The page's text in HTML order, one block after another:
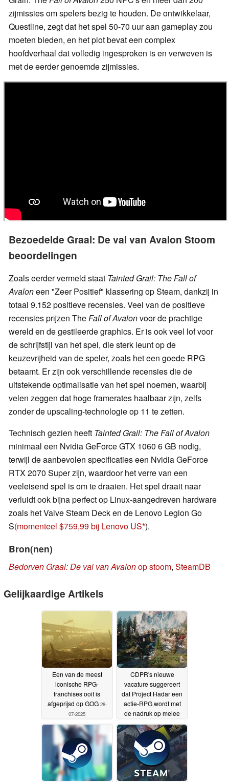
zijmissies om spelers bezig te houden. De ontwikkelaar,
Questline, zegt dat het spel 50-70 uur aan gameplay zou
moeten bieden, en het plot bevat een complex
hoofdverhaal dat volledig ingesproken is en verweven is
met de eerder genoemde zijmissies.
Bezoedelde Graal: De val van Avalon Stoom
beoordelingen
Zoals eerder vermeld staat Tainted Grail: TheFall of
Avaloneen "Zeer Positief" klassering op Steam, dankzij in
totaal 9.152 positieve recensies. Veel van de positieve
recensies prijzen TheFall of Avalonvoor de prachtige
wereld en de gestileerde graphics. Er is ook veel lof voor
de schrijfstijl van het spel, die sterk leunt op de
keuzevrijheid van de speler, zoals het een goede RPG
betaamt. Er zijn ook verschillende recensies die de
uitstekende optimalisatie van het spel noemen, waarbij
velen zeggen dat hoge framerates haalbaar zijn, zelfs
zonder de upscaling-technologie op 11 te zetten.
Technisch gezien heeft Tainted Grail: TheFall of Avalon
minimaal een Nvidia GeForce GTX 1060 6 GB nodig,
terwijl de aanbevolen specificaties een Nvidia GeForce
RTX 2070 Super zijn, waardoor het verre van een
veeleisend spel is om te draaien. Het spel draait naar
verluidt ook bijna perfect op Linux-aangedreven hardware
zoals het Valve Steam Deck en de Lenovo Legion Go
S(momenteel $759,99 bij Lenovo US ).
Bron(nen)
Bedorven Graal: De val van Avalonop stoom, SteamDB
Gelijkaardige Artikels
Een van de meest
iconische RPG-
franchises ooit is
afgeprijsd op GOG 28-
07-2025
CDPR's nieuwe
vacature suggereert
dat Project Hadar een
actie-RPG wordt met
de nadruk op melee
gevechten25-07-2025